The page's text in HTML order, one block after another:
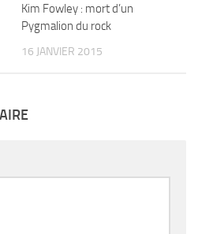
Kim Fowley : mort d’un
Pygmalion du rock
16 JANVIER 2015